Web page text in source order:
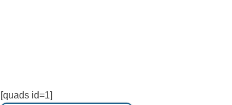
[quads id=1]